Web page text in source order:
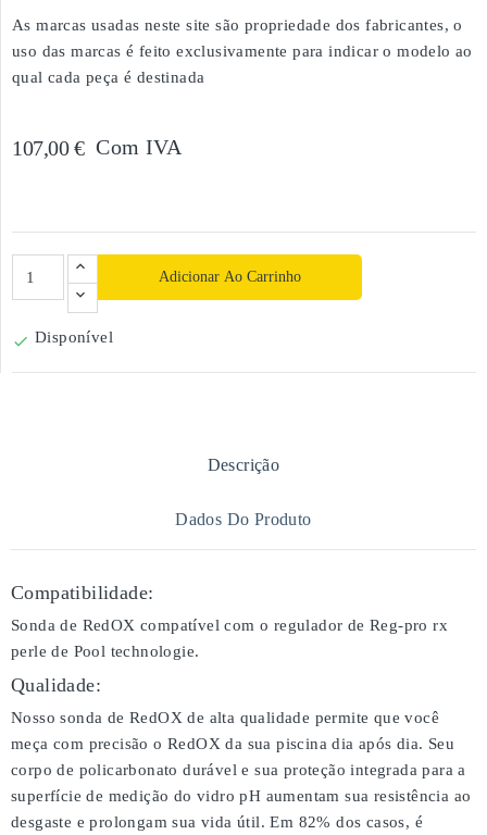
As marcas usadas neste site são propriedade dos fabricantes, o
uso das marcas é feito exclusivamente para indicar o modelo ao
qual cada peça é destinada
107,00 € Com IVA
Adicionar Ao Carrinho
 Disponível
Descrição
Dados Do Produto
Compatibilidade:
Sonda de RedOX compatível com o regulador de Reg-pro rx
perle de Pool technologie.
Qualidade:
Nosso sonda de RedOX de alta qualidade permite que você
meça com precisão o RedOX da sua piscina dia após dia. Seu
corpo de policarbonato durável e sua proteção integrada para a
superfície de medição do vidro pH aumentam sua resistência ao
desgaste e prolongam sua vida útil. Em 82% dos casos, é